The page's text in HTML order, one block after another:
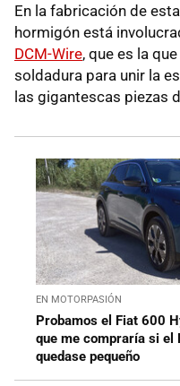
En la fabricación de
hormigón está
DCM-Wire, que es la
soldadura para unir la
las gigantescas piezas
EN MOTORPASIÓN
Probamos el Fiat 600
que me compraría si el
quedase pequeño